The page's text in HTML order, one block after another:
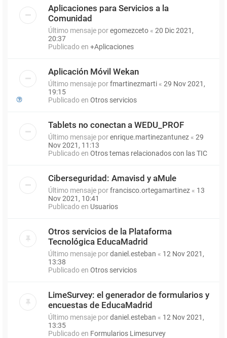
Aplicaciones para Servicios a la
Comunidad
Último mensaje poregomezceto « 20 Dic 2021,
20:37
Publicado en +Aplicaciones
Aplicación Móvil Wekan
Último mensaje porfmartinezmarti « 29 Nov 2021,
19:15
Publicado en Otros servicios
Tablets no conectan a WEDU_PROF
Último mensaje porenrique.martinezantunez « 29
Nov 2021, 11:13
Publicado en Otros temas relacionados con las TIC
Ciberseguridad: Amavisd y aMule
Último mensaje porfrancisco.ortegamartinez « 13
Nov 2021, 10:41
Publicado en Usuarios
Otros servicios de la Plataforma
Tecnológica EducaMadrid
Último mensaje pordaniel.esteban « 12 Nov 2021,
13:38
Publicado en Otros servicios
LimeSurvey: el generador de formularios y
encuestas de EducaMadrid
Último mensaje pordaniel.esteban « 12 Nov 2021,
13:35
Publicado en Formularios Limesurvey